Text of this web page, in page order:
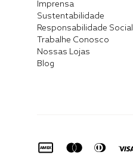
Imprensa
Sustentabilidade
Responsabilidade Social
Trabalhe Conosco
Nossas Lojas
Blog